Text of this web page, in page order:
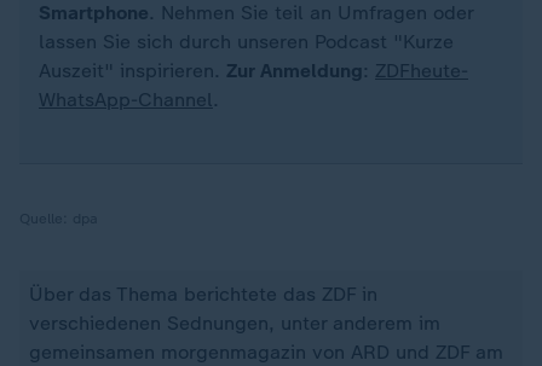
Smartphone. Nehmen Sie teil an Umfragen oder
lassen Sie sich durch unseren Podcast "Kurze
Auszeit" inspirieren. Zur Anmeldung : ZDFheute-
WhatsApp-Channel.
Über das Thema berichtete das ZDF in
verschiedenen Sednungen, unter anderem im
gemeinsamen morgenmagazin von ARD und ZDF am